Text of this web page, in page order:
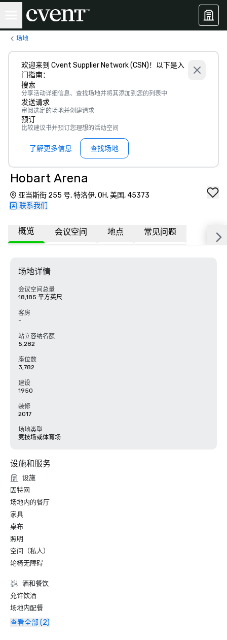
场地
欢迎来到 Cvent Supplier Network (CSN)！以下是入
门指南：
搜索
分享活动详细信息、查找场地并将其添加到您的列表中
发送请求
审阅选定的场地并创建请求
预订
比较建议书并预订您理想的活动空间
了解更多信息 查找场地
Hobart Arena
亚当斯街 255 号, 特洛伊, OH, 美国, 45373
联系我们
概览 会议空间 地点 常见问题
场地详情
会议空间总量
18,185 平方英尺
客房
-
站立容纳名额
5,282
座位数
3,782
建设
1950
装修
2017
场地类型
竞技场或体育场
设施和服务
设施
因特网
场地内的餐厅
家具
桌布
照明
空间（私人）
轮椅无障碍
酒和餐饮
允许饮酒
场地内配餐
查看全部 (2)